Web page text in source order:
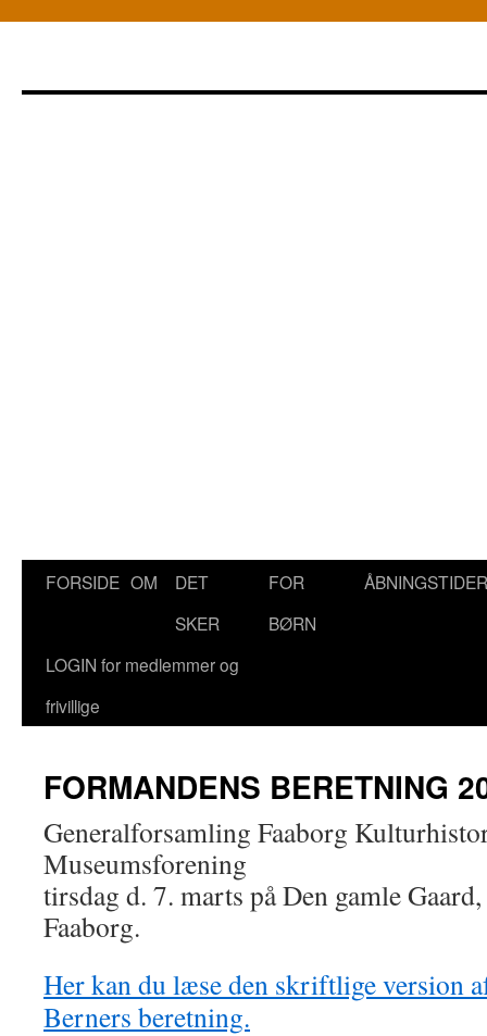
Hop
indhold
FORSIDE OM
DET
SKER
FOR
BØRN
ÅBNINGSTIDER
LOGIN for medlemmer og
frivillige
FORMANDENS BERETNING
Generalforsamling Faaborg
Museumsforening
tirsdag d. 7. marts på Den gamle
Faaborg.
Her kan du læse den skriftlige version
Berners beretning.